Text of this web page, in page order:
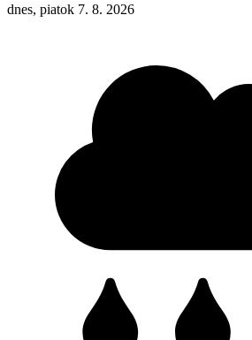
dnes, piatok 7. 8. 2026